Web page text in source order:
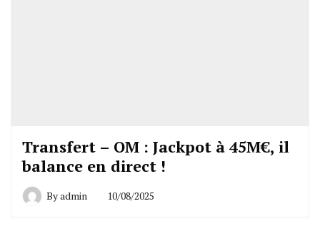
Transfert – OM : Jackpot à 45M€, il
balance en direct !
Byadmin 10/08/2025